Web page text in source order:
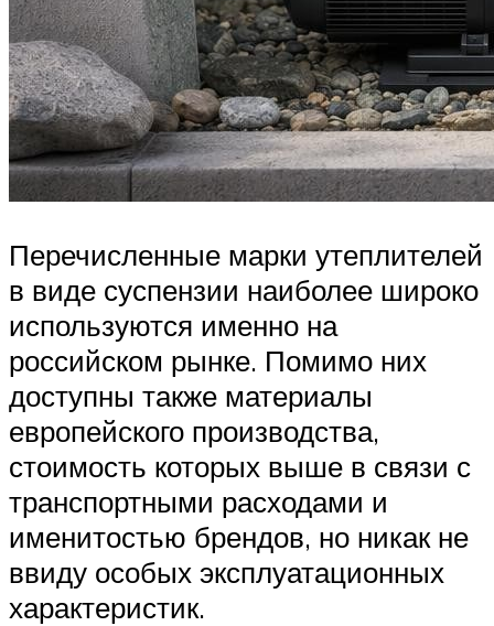
Перечисленные марки утеплителей
в виде суспензии наиболее широко
используются именно на
российском рынке. Помимо них
доступны также материалы
европейского производства,
стоимость которых выше в связи с
транспортными расходами и
именитостью брендов, но никак не
ввиду особых эксплуатационных
характеристик.